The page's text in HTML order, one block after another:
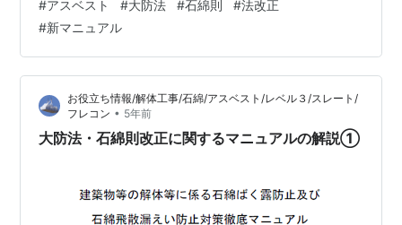
れでは、ごくごく簡単に解説していきます。 １．石綿に
関する基礎知識 石綿被害が一般化しているので、もう世
界中では石綿は生産されていないような気がしていまし
たが、下の表のようにまだロシア・中国・カザフスタン
で生産されていることには、ちょっとビックリです。 も
ちろん、世界全体の生産量は２０…
#アスベスト #大防法 #石綿則 #法改正
#新マニュアル
お役立ち情報/解体工事/石綿/アスベスト/レベル３/スレート/
フレコン • 5年前
大防法・石綿則改正に関するマニュアルの解説①